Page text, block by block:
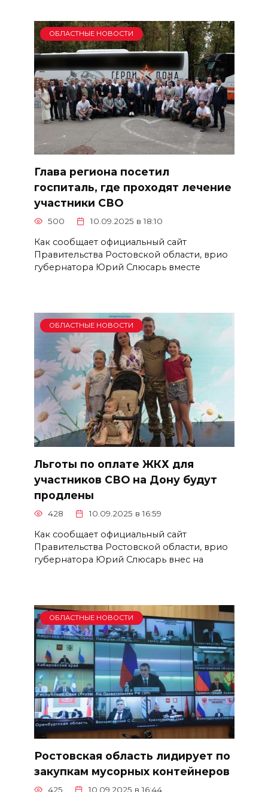
ОБЛАСТНЫЕ НОВОСТИ
Глава региона посетил
госпиталь, где проходят лечение
участники СВО
500 10.09.2025 в 18:10
Как сообщает официальный сайт
Правительства Ростовской области, врио
губернатора Юрий Слюсарь вместе
ОБЛАСТНЫЕ НОВОСТИ
Льготы по оплате ЖКХ для
участников СВО на Дону будут
продлены
428 10.09.2025 в 16:59
Как сообщает официальный сайт
Правительства Ростовской области, врио
губернатора Юрий Слюсарь внес на
ОБЛАСТНЫЕ НОВОСТИ
Ростовская область лидирует по
закупкам мусорных контейнеров
425 10.09.2025 в 16:44